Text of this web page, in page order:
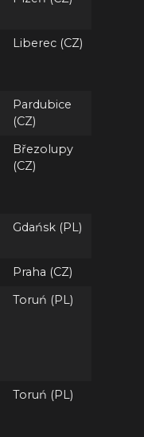
Liberec (CZ)
Pardubice
(CZ)
Březolupy
(CZ)
Gdańsk (PL)
Praha (CZ)
Toruń (PL)
Toruń (PL)